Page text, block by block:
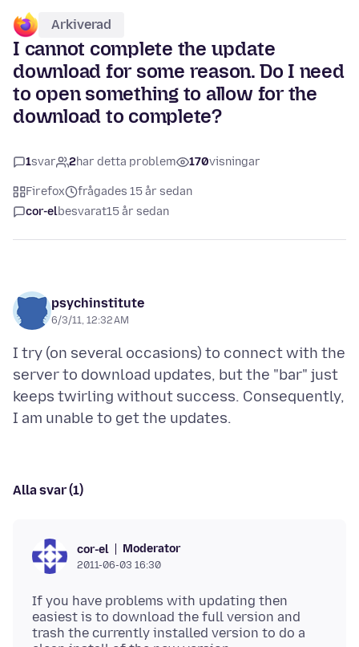
Arkiverad
I cannot complete the update
download for some reason. Do I need
to open something to allow for the
download to complete?
1svar 2har detta problem 170visningar
Firefox
frågades 15 år sedan
cor-elbesvarat15 år sedan
psychinstitute
6/3/11, 12:32 AM
I try (on several occasions) to connect with the
server to download updates, but the "bar" just
keeps twirling without success. Consequently,
Alla svar (1)
cor-el Moderator
2011-06-03 16:30
If you have problems with updating then
easiest is to download the full version and
trash the currently installed version to do a